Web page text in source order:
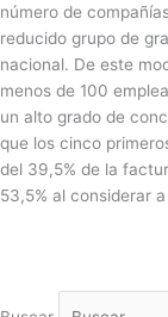
número de
reducido grupo de
nacional. De este
menos de 100
un alto grado de
que los cinco
del 39,5% de la
53,5% al considerar